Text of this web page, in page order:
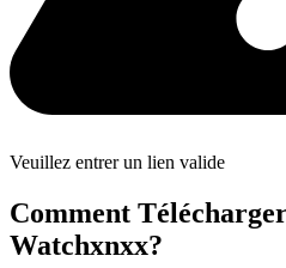
Veuillez entrer un lien valide
Comment
Watchxnxx?